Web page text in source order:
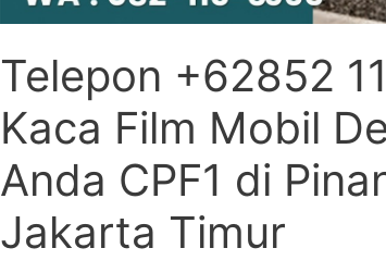
Telepon +62852
Kaca Film Mobil
Anda CPF1 di
Jakarta Timur